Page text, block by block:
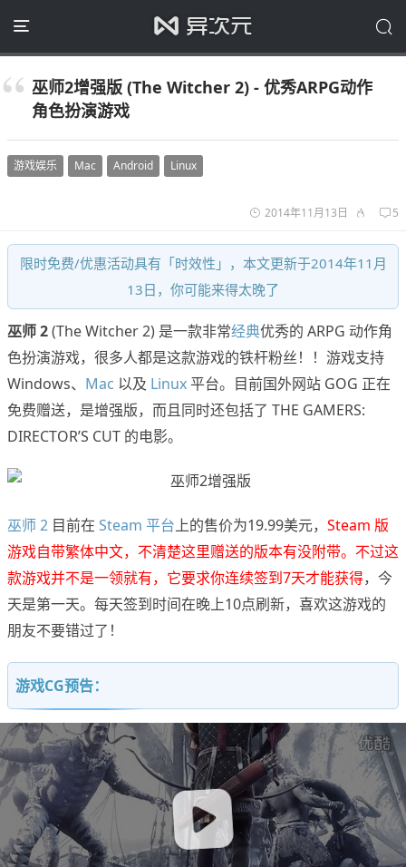
巫师2增强版 (The Witcher 2) - 优秀ARPG动作
角色扮演游戏
游戏娱乐 Mac Android Linux
2014年11月13日 5
限时免费/优惠活动具有「时效性」，本文更新于2014年11月
13日，你可能来得太晚了
巫师 2(The Witcher 2) 是一款非常经典优秀的 ARPG 动作角
色扮演游戏，很多人都是这款游戏的铁杆粉丝！！游戏支持
Windows、 Mac 以及 Linux平台。目前国外网站 GOG 正在
免费赠送，是增强版，而且同时还包括了 THE GAMERS:
DIRECTOR’S CUT 的电影。
巫师 2 目前在 Steam 平台上的售价为19.99美元， Steam 版
游戏自带繁体中文，不清楚这里赠送的版本有没附带。不过这
款游戏并不是一领就有，它要求你连续签到7天才能获得，今
天是第一天。每天签到时间在晚上10点刷新，喜欢这游戏的
朋友不要错过了！
游戏CG预告：